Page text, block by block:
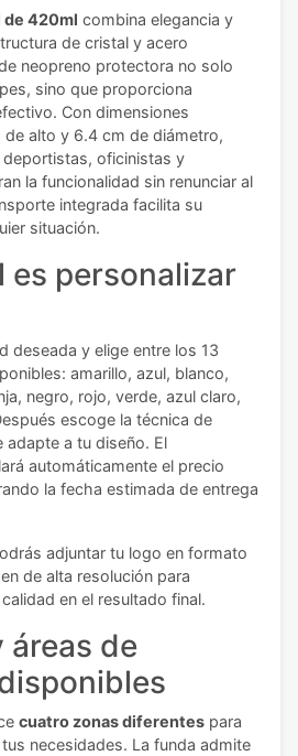
de 420ml combina elegancia y
de cristal y acero
neopreno protectora no solo
sino que proporciona
Con dimensiones
alto y 6.4 cm de diámetro,
oficinistas y
la funcionalidad sin renunciar al
integrada facilita su
situación.
es personalizar
deseada y elige entre los 13
amarillo, azul, blanco,
negro, rojo, verde, azul claro,
escoge la técnica de
adapte a tu diseño. El
automáticamente el precio
la fecha estimada de entrega
adjuntar tu logo en formato
de alta resolución para
en el resultado final.
áreas de
cuatro zonas diferentes para
necesidades. La funda admite